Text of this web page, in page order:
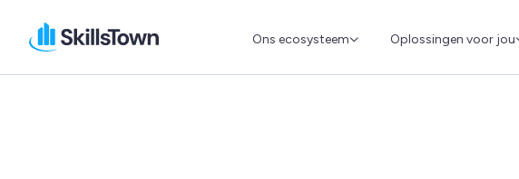
Ons ecosysteem Oplossingen voor jou